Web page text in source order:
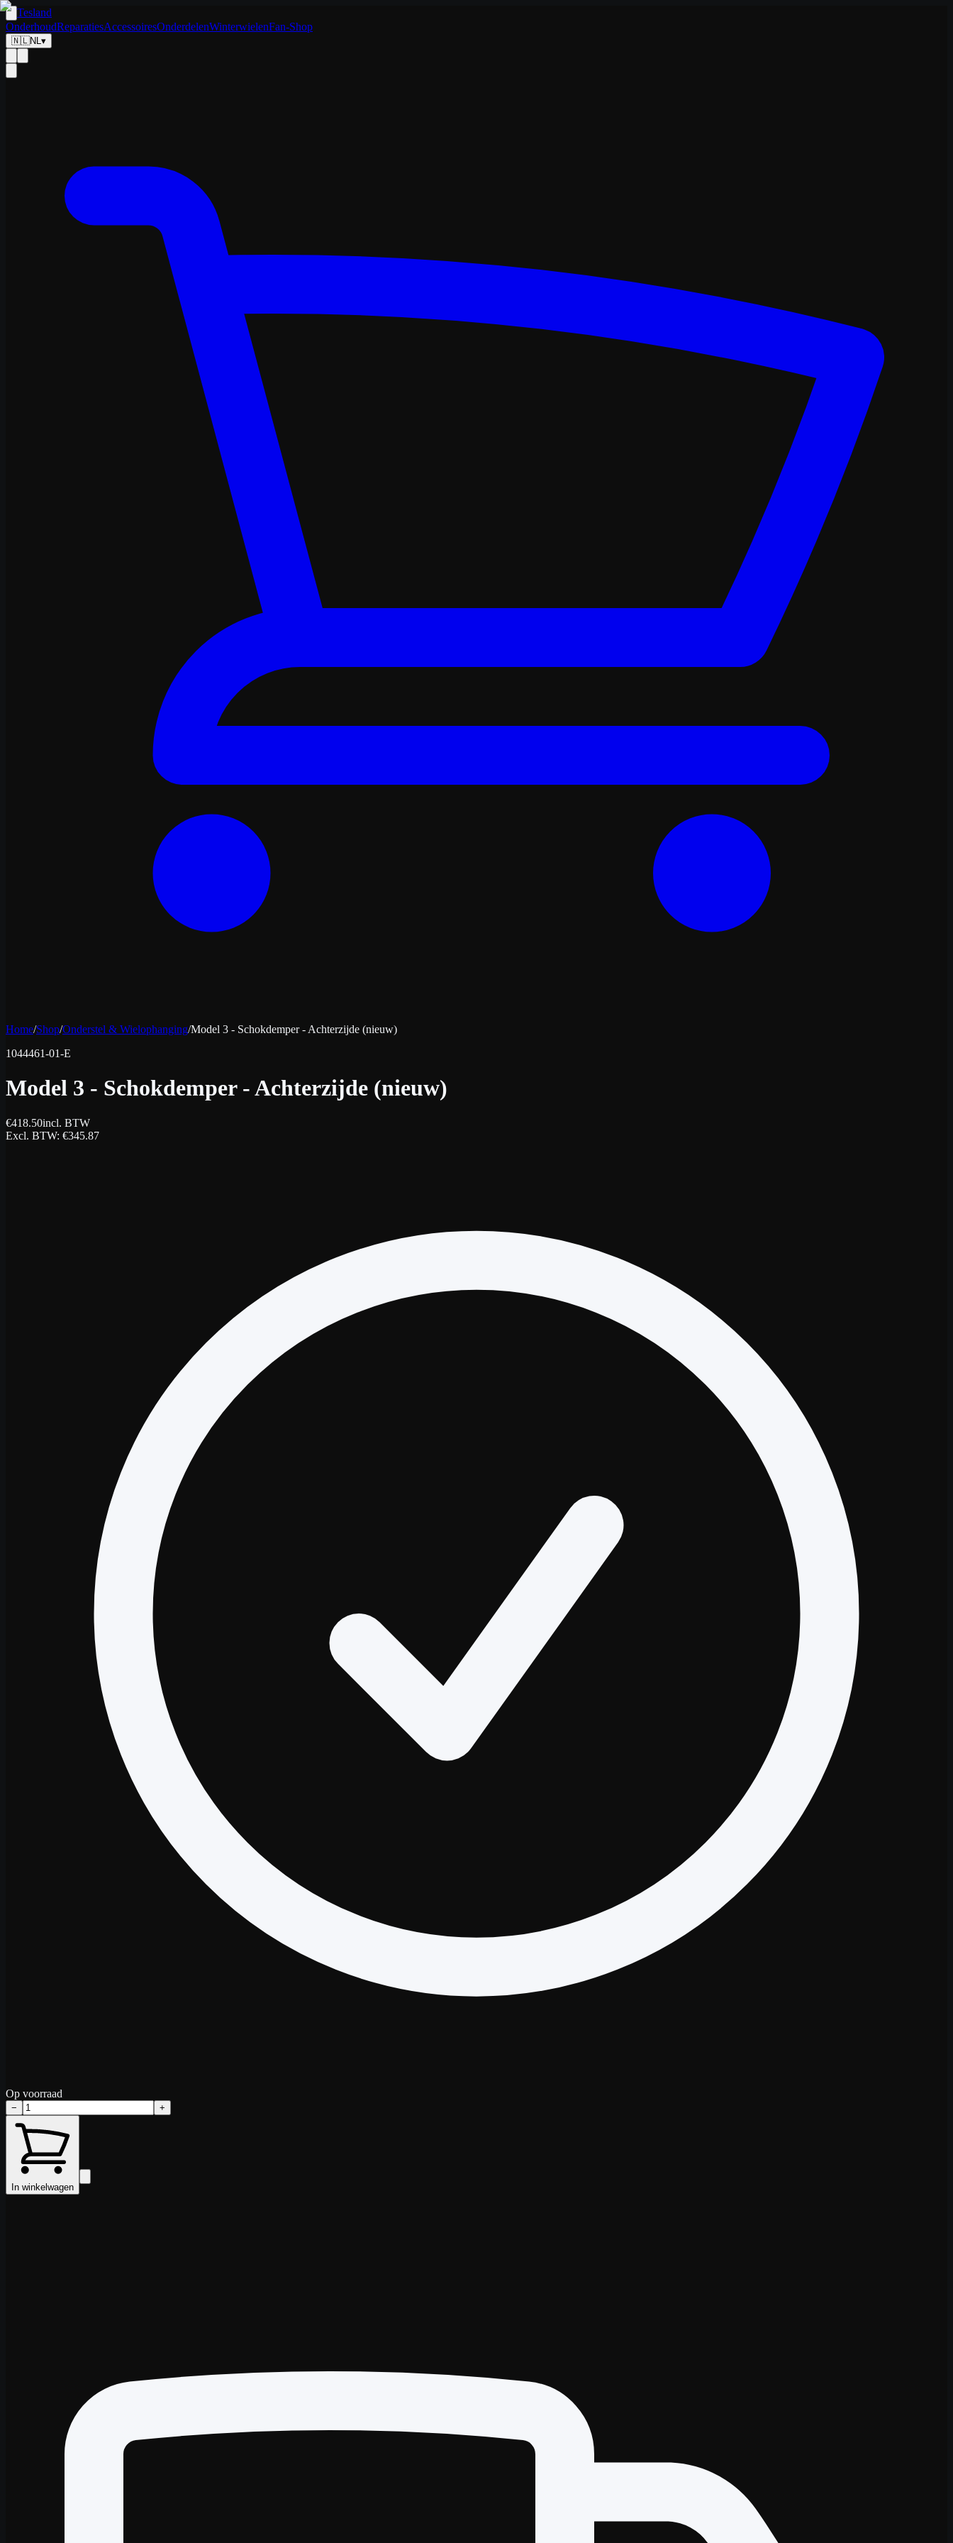
Tesland
OnderhoudReparatiesAccessoiresOnderdelenWinterwielenFan-Shop
🇳🇱NL▾
Home/Shop/Onderstel & Wielophanging/Model 3 - Schokdemper - Achterzijde (nieuw)
1044461-01-E
Model 3 - Schokdemper - Achterzijde (nieuw)
€418.50incl. BTW
Excl. BTW: €345.87
Op voorraad
− +
In winkelwagen